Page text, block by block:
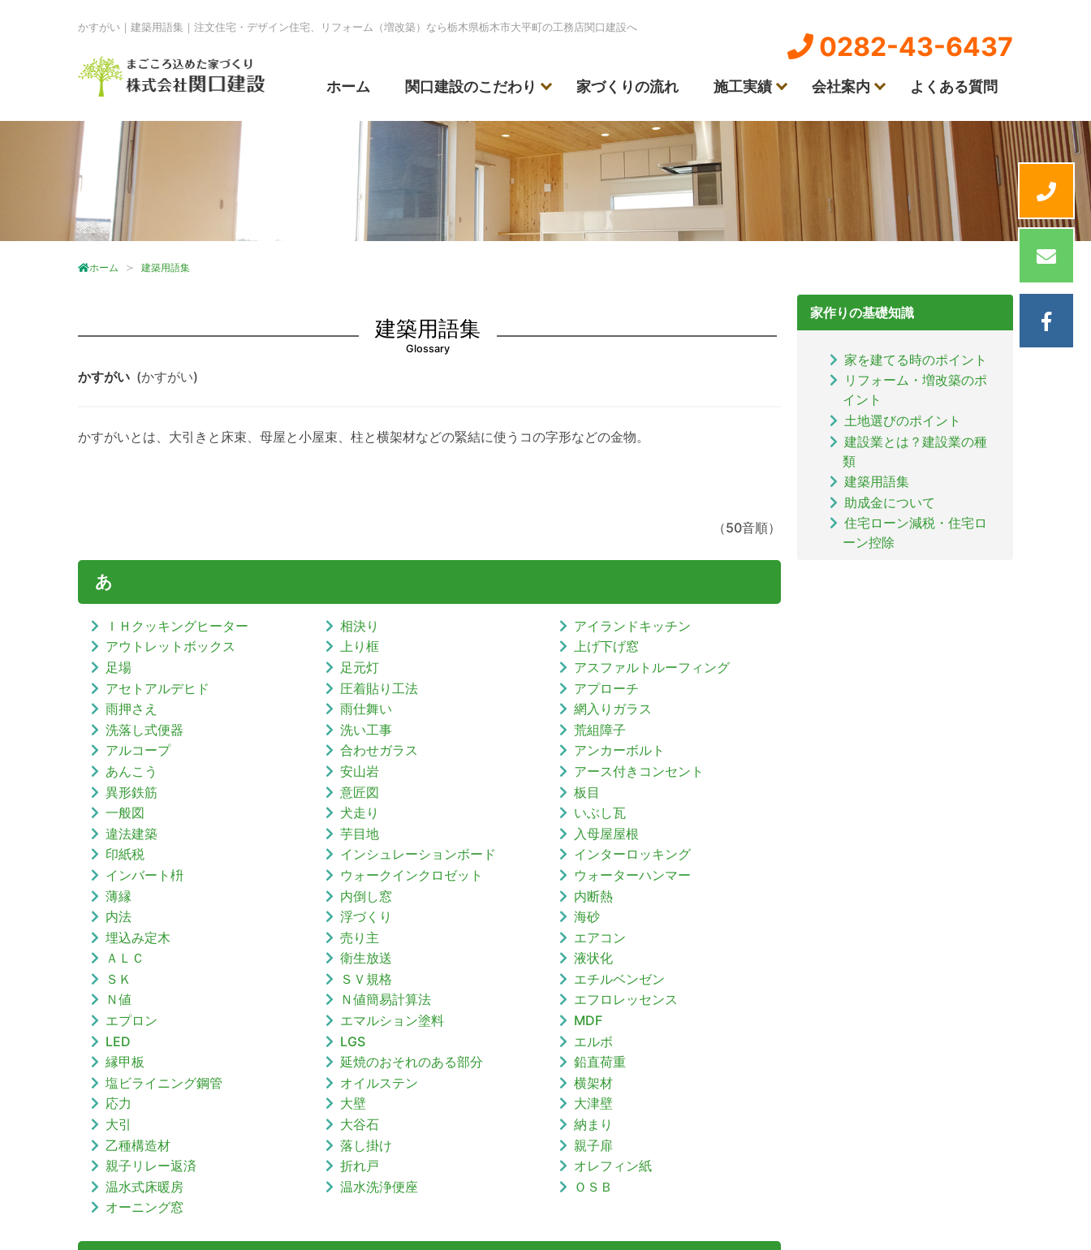
かすがい｜建築用語集｜注文住宅・デザイン住宅、リフォーム（増改築）なら栃木県栃木市大平町の工務店関口建設へ
0282-43-6437
ホーム 関口建設のこだわり 家づくりの流れ 施工実績 会社案内 よくある質問
ホーム 建築用語集
建築用語集
Glossary
かすがい (かすがい)
かすがいとは、大引きと床束、母屋と小屋束、柱と横架材などの緊結に使うコの字形などの金物。
（50音順）
あ
ＩＨクッキングヒーター 相決り
アイランドキッチン
アウトレットボックス
上り框
上げ下げ窓
足場
足元灯
アスファルトルーフィング
アセトアルデヒド
圧着貼り工法
アプローチ
雨押さえ
雨仕舞い
網入りガラス
洗落し式便器
洗い工事
荒組障子
アルコープ
合わせガラス
アンカーボルト
あんこう
安山岩
アース付きコンセント
異形鉄筋
意匠図
板目
一般図
犬走り
いぶし瓦
違法建築
芋目地
入母屋屋根
印紙税
インシュレーションボード
インターロッキング
インバート枡
ウォークインクロゼット
ウォーターハンマー
薄縁
内倒し窓
内断熱
内法
浮づくり
海砂
埋込み定木
売り主
エアコン
ＡＬＣ
衛生放送
液状化
ＳＫ
ＳＶ規格
エチルベンゼン
Ｎ値
Ｎ値簡易計算法
エフロレッセンス
エプロン
エマルション塗料
MDF
LED
LGS
エルボ
縁甲板
延焼のおそれのある部分
鉛直荷重
塩ビライニング鋼管
オイルステン
横架材
応力
大壁
大津壁
大引
大谷石
納まり
乙種構造材
落し掛け
親子扉
親子リレー返済
折れ戸
オレフィン紙
温水式床暖房
温水洗浄便座
ＯＳＢ
オーニング窓
家作りの基礎知識
家を建てる時のポイント
リフォーム・増改築のポ
イント
土地選びのポイント
建設業とは？建設業の種
類
建築用語集
助成金について
住宅ローン減税・住宅ロ
ーン控除